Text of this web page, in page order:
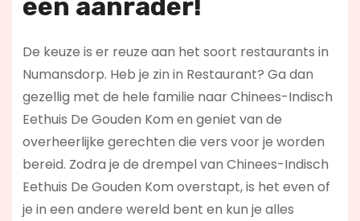
een aanrader!
De keuze is er reuze aan het soort restaurants in
Numansdorp. Heb je zin in Restaurant? Ga dan
gezellig met de hele familie naar Chinees-Indisch
Eethuis De Gouden Kom en geniet van de
overheerlijke gerechten die vers voor je worden
bereid. Zodra je de drempel van Chinees-Indisch
Eethuis De Gouden Kom overstapt, is het even of
je in een andere wereld bent en kun je alles